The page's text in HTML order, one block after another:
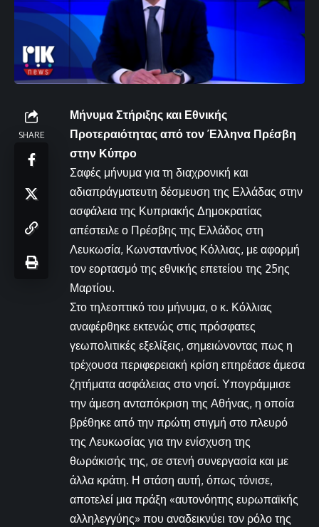
SHARE
Μήνυμα Στήριξης και Εθνικής
Προτεραιότητας από τον Έλληνα Πρέσβη
στην Κύπρο
Σαφές μήνυμα για τη διαχρονική και
αδιαπράγματευτη δέσμευση της Ελλάδας στην
ασφάλεια της Κυπριακής Δημοκρατίας
απέστειλε ο Πρέσβης της Ελλάδος στη
Λευκωσία, Κωνσταντίνος Κόλλιας, με αφορμή
τον εορτασμό της εθνικής επετείου της 25ης
Μαρτίου.
Στο τηλεοπτικό του μήνυμα, ο κ. Κόλλιας
αναφέρθηκε εκτενώς στις πρόσφατες
γεωπολιτικές εξελίξεις, σημειώνοντας πως η
τρέχουσα περιφερειακή κρίση επηρέασε άμεσα
ζητήματα ασφάλειας στο νησί. Υπογράμμισε
την άμεση ανταπόκριση της Αθήνας, η οποία
βρέθηκε από την πρώτη στιγμή στο πλευρό
της Λευκωσίας για την ενίσχυση της
θωράκισής της, σε στενή συνεργασία και με
άλλα κράτη. Η στάση αυτή, όπως τόνισε,
αποτελεί μια πράξη «αυτονόητης ευρωπαϊκής
αλληλεγγύης» που αναδεικνύει τον ρόλο της